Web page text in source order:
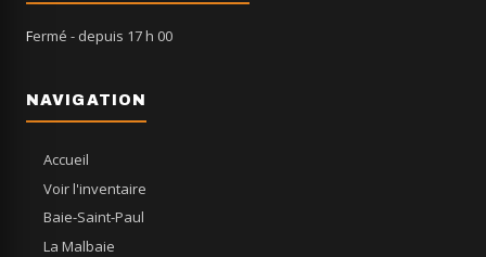
Fermé - depuis 17 h 00
NAVIGATION
Accueil
Voir l'inventaire
Baie-Saint-Paul
La Malbaie